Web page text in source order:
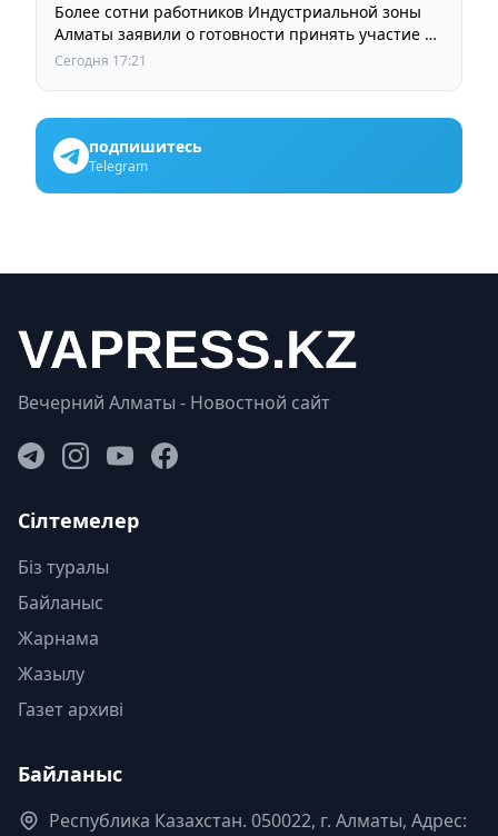
Более сотни работников Индустриальной зоны
Алматы заявили о готовности принять участие в
выборах членов Курылтая
Сегодня 17:21
подпишитесь
Telegram
Вечерний Алматы - Новостной сайт
Сілтемелер
Біз туралы
Байланыс
Жарнама
Жазылу
Газет архиві
Байланыс
Республика Казахстан. 050022, г. Алматы, Адрес: